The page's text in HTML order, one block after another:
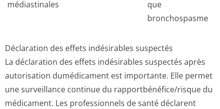
médiastinales
que
bronchospasme
Déclaration des effets indésirables suspectés
La déclaration des effets indésirables suspectés après
autorisation dumédicament est importante. Elle permet
une surveillance continue du rapportbénéfi­ce/risque du
médicament. Les professionnels de santé déclarent